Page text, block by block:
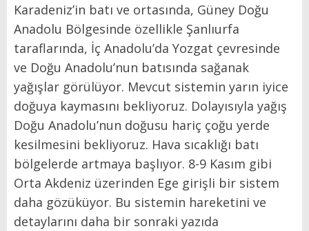
Karadeniz’in batı ve ortasında, Güney Doğu
Anadolu Bölgesinde özellikle Şanlıurfa
taraflarında, İç Anadolu’da Yozgat çevresinde
ve Doğu Anadolu’nun batısında sağanak
yağışlar görülüyor. Mevcut sistemin yarın iyice
doğuya kaymasını bekliyoruz. Dolayısıyla yağış
Doğu Anadolu’nun doğusu hariç çoğu yerde
kesilmesini bekliyoruz. Hava sıcaklığı batı
bölgelerde artmaya başlıyor. 8-9 Kasım gibi
Orta Akdeniz üzerinden Ege girişli bir sistem
daha gözüküyor. Bu sistemin hareketini ve
detaylarını daha bir sonraki yazıda